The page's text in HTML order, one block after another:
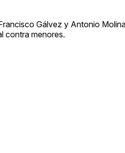
Gálvez y Antonio
contra menores.